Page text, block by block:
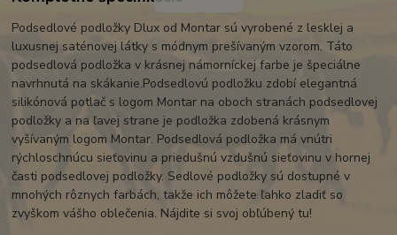
Podsedlové podložky Dlux od Montar sú vyrobené z lesklej a
luxusnej saténovej látky s módnym prešívaným vzorom. Táto
podsedlová podložka v krásnej námorníckej farbe je špeciálne
navrhnutá na skákanie.Podsedlovú podložku zdobí elegantná
silikónová potlač s logom Montar na oboch stranách podsedlovej
podložky a na ľavej strane je podložka zdobená krásnym
vyšívaným logom Montar. Podsedlová podložka má vnútri
rýchloschnúcu sieťovinu a priedušnú vzdušnú sieťovinu v hornej
časti podsedlovej podložky. Sedlové podložky sú dostupné v
mnohých rôznych farbách, takže ich môžete ľahko zladiť so
zvyškom vášho oblečenia. Nájdite si svoj obľúbený tu!